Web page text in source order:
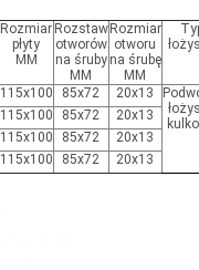
Rozmiar
płyty
MM
Rozstaw
otworów
na śruby
MM
Rozmiar
otworu
na śrubę
MM
115x100 85x72 20x13
115x100 85x72
20x13
115x100 85x72
20x13
115x100 85x72 20x13